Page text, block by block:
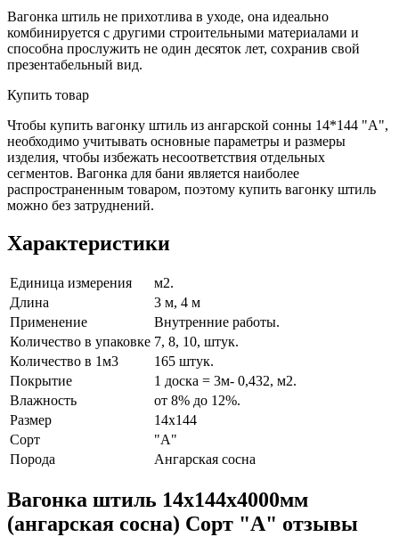
Вагонка штиль не прихотлива в уходе, она идеально
комбинируется с другими строительными материалами и
способна прослужить не один десяток лет, сохранив свой
презентабельный вид.
Купить товар
Чтобы купить вагонку штиль из ангарской сонны 14*144 "A",
необходимо учитывать основные параметры и размеры
изделия, чтобы избежать несоответствия отдельных
сегментов. Вагонка для бани является наиболее
распространенным товаром, поэтому купить вагонку штиль
можно без затруднений.
Характеристики
Единица измерения
м2.
Длина
3 м, 4 м
Применение
Внутренние работы.
Количество в упаковке 7, 8, 10, штук.
Количество в 1м3
165 штук.
Покрытие
1 доска = 3м- 0,432, м2.
Влажность
от 8% до 12%.
Размер
14х144
Сорт
"А"
Порода
Ангарская сосна
Вагонка штиль 14х144х4000мм
(ангарская сосна) Сорт "A" отзывы